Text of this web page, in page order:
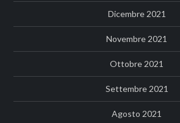
Dicembre 2021
Novembre 2021
Ottobre 2021
Settembre 2021
Agosto 2021